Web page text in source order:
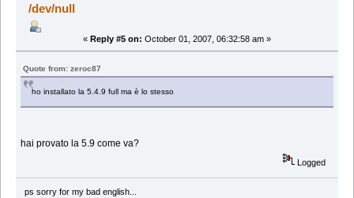
/dev/null
« Reply #5 on: October 01, 2007, 06:32:58 am »
Quote from: zeroc87
ho installato la 5.4.9 full ma è lo stesso
hai provato la 5.9 come va?
Logged
ps sorry for my bad english...